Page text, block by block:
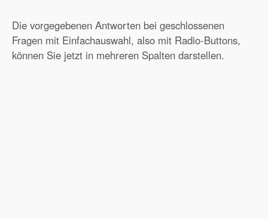
Die vorgegebenen Antworten bei geschlossenen
Fragen mit Einfachauswahl, also mit Radio-Buttons,
können Sie jetzt in mehreren Spalten darstellen.